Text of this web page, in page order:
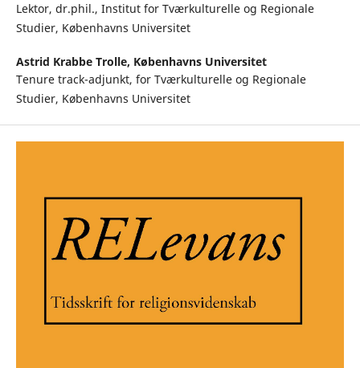
Lektor, dr.phil., Institut for Tværkulturelle og Regionale
Studier, Københavns Universitet
Astrid Krabbe Trolle, Københavns Universitet
Tenure track-adjunkt, for Tværkulturelle og Regionale
Studier, Københavns Universitet